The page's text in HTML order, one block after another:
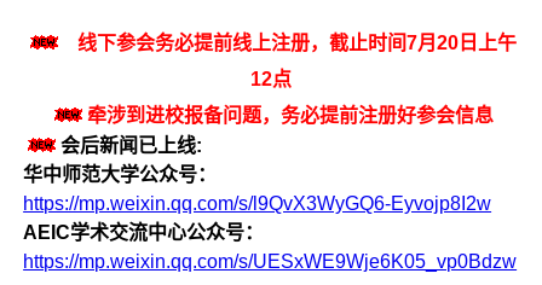
线下参会务必提前线上注册，截止时间7月20日上午
12点
牵涉到进校报备问题，务必提前注册好参会信息
会后新闻已上线:
华中师范大学公众号：
https://mp.weixin.qq.com/s/l9QvX3WyGQ6-Eyvojp8I2w
AEIC学术交流中心公众号：
https://mp.weixin.qq.com/s/UESxWE9Wje6K05_vp0Bdzw